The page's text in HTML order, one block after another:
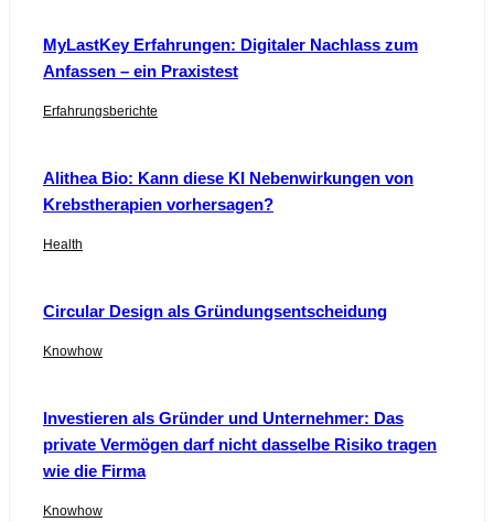
MyLastKey Erfahrungen: Digitaler Nachlass zum
Anfassen – ein Praxistest
Erfahrungsberichte
Alithea Bio: Kann diese KI Nebenwirkungen von
Krebstherapien vorhersagen?
Health
Circular Design als Gründungsentscheidung
Knowhow
Investieren als Gründer und Unternehmer: Das
private Vermögen darf nicht dasselbe Risiko tragen
wie die Firma
Knowhow